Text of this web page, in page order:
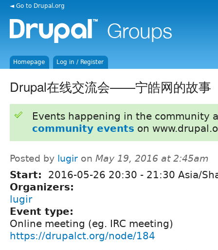
◄ Go to Drupal.org
Homepage Log in / Register
Drupal在线交流会——宁皓网的故事
Events happening in the community
community events on
Posted by lugir on May 19, 2016 at 2:45am
Start: 2016-05-26 20:30 - 21:30 Asia/
Organizers:
lugir
Event type:
Online meeting (eg. IRC meeting)
https://drupalct.org/node/184